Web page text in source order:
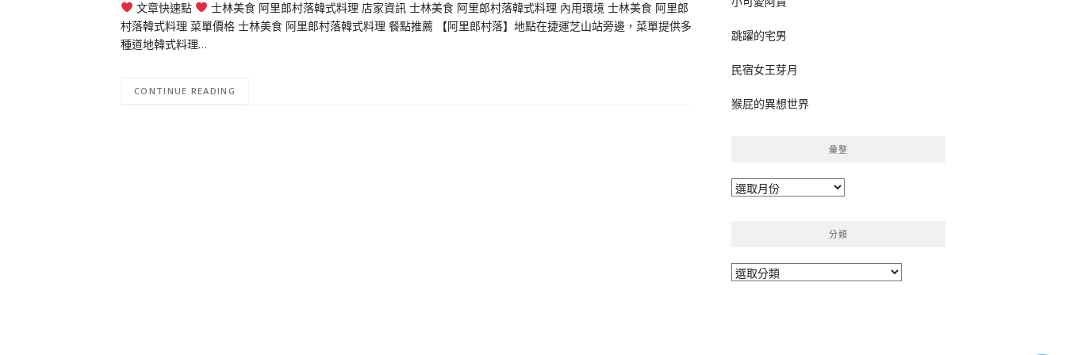
文章快速點
士林美食 阿里郎村落韓式料理 店家資訊 士林美食 阿里郎村落韓式料理 內用環境 士林美食 阿里郎
村落韓式料理 菜單價格 士林美食 阿里郎村落韓式料理 餐點推薦 【阿里郎村落】地點在捷運芝山站旁邊，菜單提供多
種道地韓式料理…
CONTINUE READING
跳躍的宅男
民宿女王芽月
猴屁的異想世界
彙整
彙
分類
分